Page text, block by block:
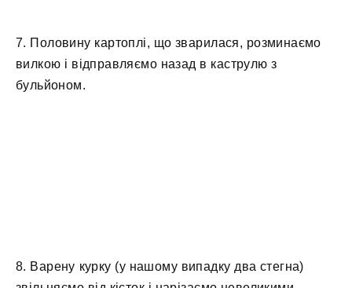
7. Половину картоплі, що зварилася, розминаємо
вилкою і відправляємо назад в каструлю з
бульйоном.
8. Варену курку (у нашому випадку два стегна)